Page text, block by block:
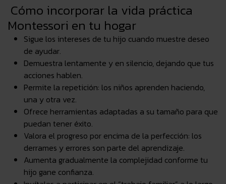
Cómo incorporar la vida práctica
Montessori en tu hogar
Sigue los intereses de tu hijo cuando muestre deseo
de ayudar.
Demuestra lentamente y en silencio, dejando que tus
acciones hablen.
Permite la repetición: los niños aprenden haciendo,
una y otra vez.
Ofrece herramientas adaptadas a su tamaño para que
puedan tener éxito.
Valora el progreso por encima de la perfección: los
derrames y errores son parte del aprendizaje.
Aumenta gradualmente la complejidad conforme tu
hijo gane confianza.